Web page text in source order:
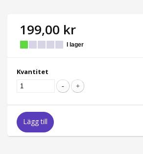
199,00 kr
I lager
Kvantitet
Lägg till